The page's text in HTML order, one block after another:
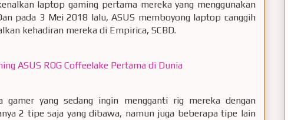
laptop gaming pertama mereka yang menggunakan
pada 3 Mei 2018 lalu, ASUS memboyong laptop canggih
kehadiran mereka di Empirica, SCBD.
ASUS ROG Coffeelake Pertama di Dunia
yang sedang ingin mengganti rig mereka dengan
2 tipe saja yang dibawa, namun juga beberapa tipe lain